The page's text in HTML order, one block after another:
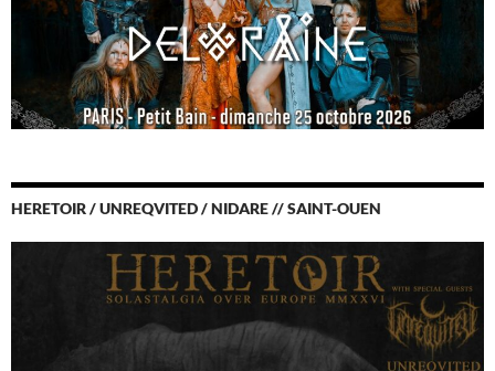
HERETOIR / UNREQVITED / NIDARE // SAINT-OUEN